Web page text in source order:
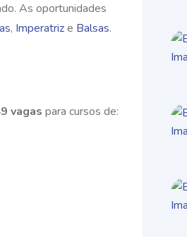
As oportunidades
, Imperatrize Balsas.
vagas para cursos de: